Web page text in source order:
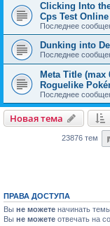
Clicking Into
Cps Test Online
Последнее
Dunking into
Последнее
Meta Title
Roguelike
Последнее
Новая тема
23876 тем
ПРАВА ДОСТУПА
Вы не можете начинать
Вы не можете отвечать на